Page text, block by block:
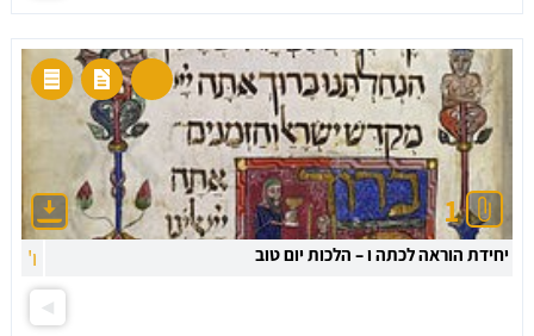
1
יחידת הוראה לכתה ו – הלכות יום טוב ו'